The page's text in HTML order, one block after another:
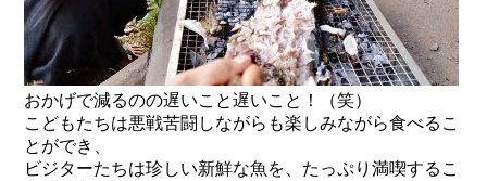
おかげで減るのの遅いこと遅いこと！（笑）
こどもたちは悪戦苦闘しながらも楽しみながら食べるこ
とができ、
ビジターたちは珍しい新鮮な魚を、たっぷり満喫するこ